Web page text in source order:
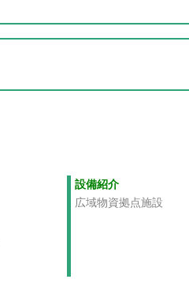
設備紹介
広域物資拠点施設